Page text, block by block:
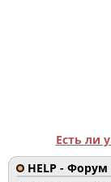
Есть ли
HELP - Форум